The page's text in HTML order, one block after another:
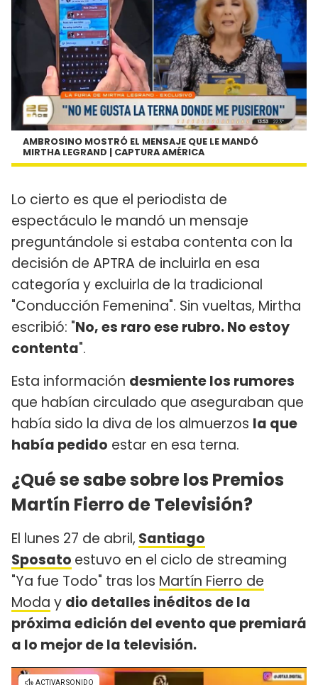
AMBROSINO MOSTRÓ EL MENSAJE QUE LE MANDÓ
MIRTHA LEGRAND | CAPTURA AMÉRICA
Lo cierto es que el periodista de
espectáculo le mandó un mensaje
preguntándole si estaba contenta con la
decisión de APTRA de incluirla en esa
categoría y excluirla de la tradicional
"Conducción Femenina". Sin vueltas, Mirtha
escribió: "No, es raro ese rubro. No estoy
contenta".
Esta información desmiente los rumores
que habían circulado que aseguraban que
había sido la diva de los almuerzos la que
había pedido estar en esa terna.
¿Qué se sabe sobre los Premios
Martín Fierro de Televisión?
El lunes 27 de abril, Santiago
Sposato estuvo en el ciclo de streaming
"Ya fue Todo" tras los Martín Fierro de
Moda y dio detalles inéditos de la
próxima edición del evento que premiará
a lo mejor de la televisión.